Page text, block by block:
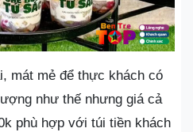
mát mẻ để thực khách có
như thế nhưng giá cả
phù hợp với túi tiền khách